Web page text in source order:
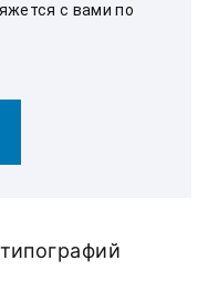
с вами по